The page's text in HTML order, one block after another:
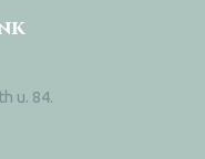
u. 84.